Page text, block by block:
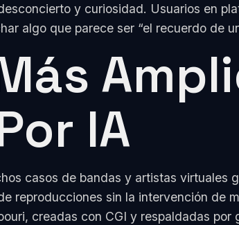
y curiosidad. Usuarios en
algo que parece ser “el recuerdo de
IA
casos de bandas y artistas
reproducciones sin la intervención de
creadas con CGI y respaldadas